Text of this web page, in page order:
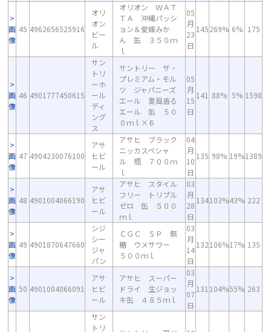
画
像
45 4962656525916
オリ
オン
ビー
ル
オリオン ＷＡＴ
ＴＡ 沖縄パッシ
ョン＆愛媛みか
ん 缶 ３５０ｍ
ｌ
05
月
23
日
145269% 6% 175
画
像
46 4901777450615
サン
トリ
ーホ
ール
ディ
ング
ス
サントリー ザ・
プレミアム・モル
ツ ジャパニーズ
エール 夏風香る
エール 缶 ５０
０ｍｌ×６
05
月
15
日
141 88% 5% 1598
画
像
47 4904230076100
アサ
ヒビ
ール
アサヒ ブラック
ニッカスペシャ
ル 瓶 ７００ｍ
ｌ
04
月
10
日
135 98% 19%1389
画
像
48 4901004066190
アサ
ヒビ
ール
アサヒ スタイル
フリー トリプル
ゼロ 缶 ５００
ｍｌ
03
月
28
日
134103%43% 222
画
像
49 4901870647660
シジ
シー
ジャ
パン
ＣＧＣ ＳＰ 無
糖 ウメサワー
５００ｍｌ
03
月
14
日
132106%17% 135
画
像
50 4901004066091
アサ
ヒビ
ール
アサヒ スーパー
ドライ 生ジョッ
キ缶 ４８５ｍｌ
03
月
07
日
131 104%55% 263
サン
トリ